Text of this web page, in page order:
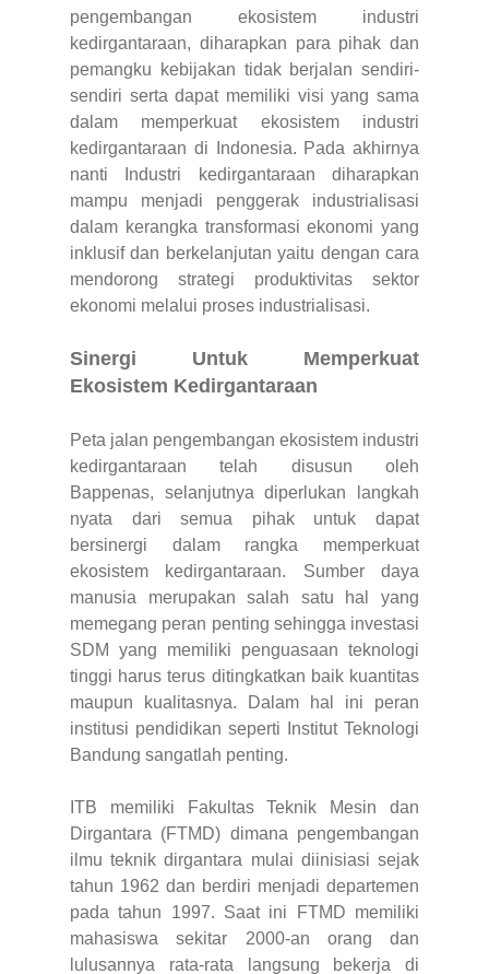
pengembangan ekosistem industri
kedirgantaraan, diharapkan para pihak dan
pemangku kebijakan tidak berjalan sendiri-
sendiri serta dapat memiliki visi yang sama
dalam memperkuat ekosistem industri
kedirgantaraan di Indonesia. Pada akhirnya
nanti Industri kedirgantaraan diharapkan
mampu menjadi penggerak industrialisasi
dalam kerangka transformasi ekonomi yang
inklusif dan berkelanjutan yaitu dengan cara
mendorong strategi produktivitas sektor
ekonomi melalui proses industrialisasi.
Sinergi Untuk Memperkuat
Ekosistem Kedirgantaraan
Peta jalan pengembangan ekosistem industri
kedirgantaraan telah disusun oleh
Bappenas, selanjutnya diperlukan langkah
nyata dari semua pihak untuk dapat
bersinergi dalam rangka memperkuat
ekosistem kedirgantaraan. Sumber daya
manusia merupakan salah satu hal yang
memegang peran penting sehingga investasi
SDM yang memiliki penguasaan teknologi
tinggi harus terus ditingkatkan baik kuantitas
maupun kualitasnya. Dalam hal ini peran
institusi pendidikan seperti Institut Teknologi
Bandung sangatlah penting.
ITB memiliki Fakultas Teknik Mesin dan
Dirgantara (FTMD) dimana pengembangan
ilmu teknik dirgantara mulai diinisiasi sejak
tahun 1962 dan berdiri menjadi departemen
pada tahun 1997. Saat ini FTMD memiliki
mahasiswa sekitar 2000-an orang dan
lulusannya rata-rata langsung bekerja di